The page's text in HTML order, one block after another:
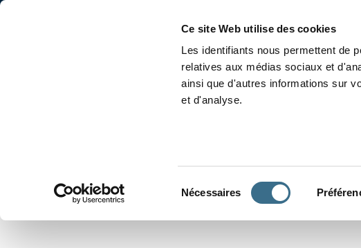
Ce site Web utilise des cookies
Les identifiants nous permettent de
relatives aux médias sociaux et
ainsi que d'autres informations sur
et d'analyse.
Nécessaires